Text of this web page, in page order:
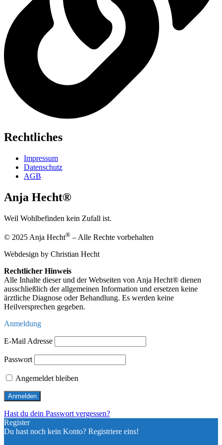
Rechtliches
Impressum
Datenschutz
AGB
Anja Hecht®
Weil Wohlbefinden kein Zufall ist.
© 2025 Anja Hecht® – Alle Rechte vorbehalten
Webdesign by Christian Hecht
Rechtlicher Hinweis
Alle Inhalte dieser und der Webseiten von Anja Hecht® dienen
ausschließlich der allgemeinen Information und ersetzen keine
ärztliche Diagnose oder Behandlung. Es werden keine
Heilversprechen gegeben.
Anmeldung
E-Mail Adresse
Passwort
Angemeldet bleiben
Hast du dein Passwort vergessen?
Register
Du hast noch kein Konto? Registriere eins!